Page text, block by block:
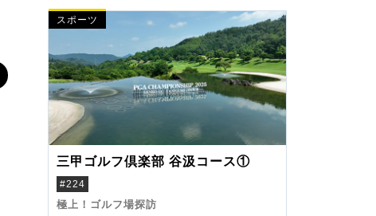
スポーツ
三甲ゴルフ倶楽部 谷汲コース①
#224
極上！ゴルフ場探訪